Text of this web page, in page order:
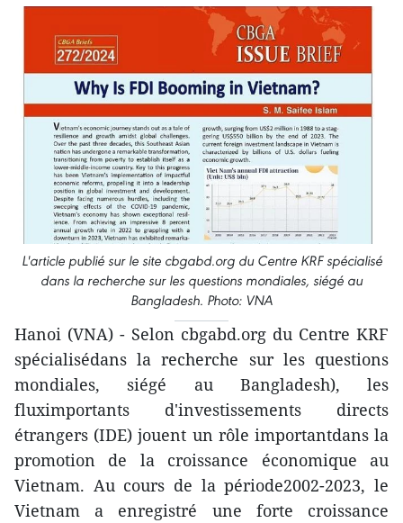
L'article publié sur le site cbgabd.org du Centre KRF spécialisé
dans la recherche sur les questions mondiales, siégé au
Bangladesh. Photo: VNA
Hanoi (VNA) - Selon cbgabd.org du Centre KRF
spécialisédans la recherche sur les questions
mondiales, siégé au Bangladesh), les
fluximportants d'investissements directs
étrangers (IDE) jouent un rôle importantdans la
promotion de la croissance économique au
Vietnam. Au cours de la période2002-2023, le
Vietnam a enregistré une forte croissance